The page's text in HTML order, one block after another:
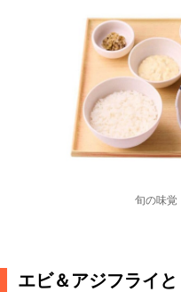
旬の味覚
エビ＆アジフライ